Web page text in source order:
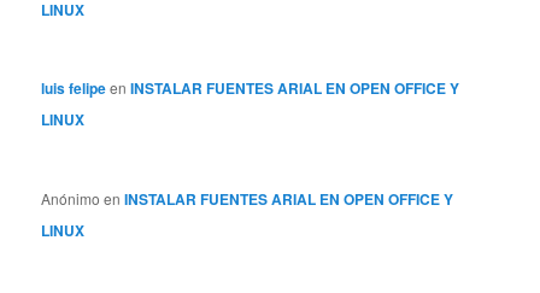
LINUX
luis felipeenINSTALAR FUENTES ARIAL EN OPEN OFFICE Y
LINUX
Anónimo enINSTALAR FUENTES ARIAL EN OPEN OFFICE Y
LINUX